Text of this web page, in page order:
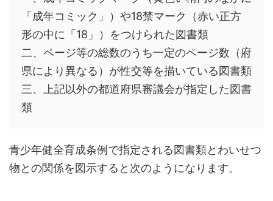
「成年コミック」）や18禁マーク（赤い正方
形の中に「18」）をつけられた図書類
二、ページ等の総数のうち一定のページ数（府
県により異なる）が性交等を描いている図書類
三、上記以外の都道府県審議会が指定した図書
類
青少年健全育成条例で指定される図書類とわいせつ
物との関係を図示すると次のようになります。